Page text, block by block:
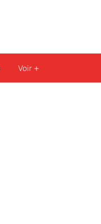
Voir +